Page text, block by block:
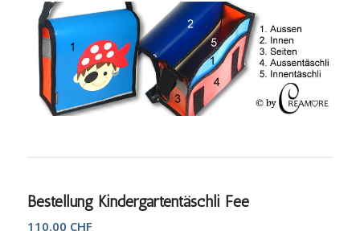
Bestellung Kindergartentäschli Fee
110.00 CHF